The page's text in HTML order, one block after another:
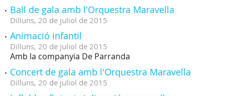
Ball de gala amb l'Orquestra Maravella
Dilluns, 20 de juliol de 2015
Animació infantil
Dilluns, 20 de juliol de 2015
Amb la companyia De Parranda
Concert de gala amb l'Orquestra Maravella
Dilluns, 20 de juliol de 2015